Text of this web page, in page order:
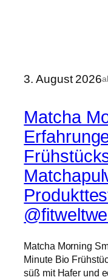
3. August 2026
Matcha
Matcha Morning
Minute Bio
süß mit Hafer und